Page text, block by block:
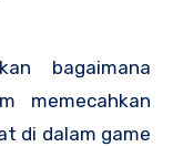
bagaimana
memecahkan
di dalam game